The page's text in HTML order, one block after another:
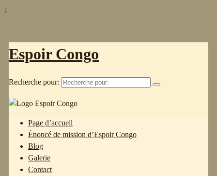
↓
Espoir Congo
Recherche pour:
Page d’accueil
Énoncé de mission d’Espoir Congo
Blog
Galerie
Contact